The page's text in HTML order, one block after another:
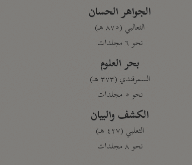
الجواهر الحسان
الثعالبي (٨٧٥ هـ)
نحو ٦ مجلدات
بحر العلوم
السمرقندي (٣٧٣ هـ)
نحو ٥ مجلدات
الكشف والبيان
الثعلبي (٤٢٧ هـ)
نحو ٨ مجلدات